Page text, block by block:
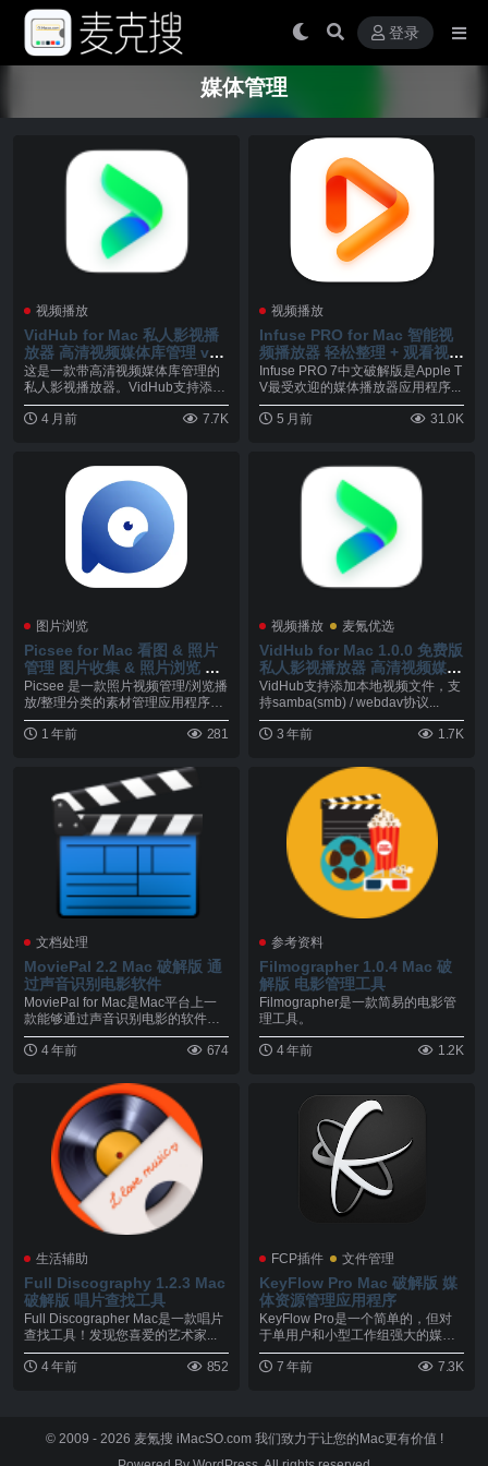
登录
媒体管理
视频播放
VidHub for Mac 私人影视播
放器 高清视频媒体库管理 v2.
1.8
这是一款带高清视频媒体库管理的
私人影视播放器。VidHub支持添加
本地视频文件，...
4 月前
7.7K
视频播放
Infuse PRO for Mac 智能视
频播放器 轻松整理 + 观看视频
v8.4.1
Infuse PRO 7中文破解版是Apple T
V最受欢迎的媒体播放器应用程序...
5 月前 31.0K
图片浏览
Picsee for Mac 看图 & 照片
管理 图片收集 & 照片浏览 &
照片视频媒体库 v1.7.6
Picsee 是一款照片视频管理/浏览播
放/整理分类的素材管理应用程序！
能采集收...
1 年前
281
视频播放 麦氪优选
VidHub for Mac 1.0.0 免费版
私人影视播放器 高清视频媒体
库管理
VidHub支持添加本地视频文件，支
持samba(smb) / webdav协议...
3 年前 1.7K
文档处理
MoviePal 2.2 Mac 破解版 通
过声音识别电影软件
MoviePal for Mac是Mac平台上一
款能够通过声音识别电影的软件，
M...
4 年前
674
参考资料
Filmographer 1.0.4 Mac 破
解版 电影管理工具
Filmographer是一款简易的电影管
理工具。
4 年前 1.2K
生活辅助
Full Discography 1.2.3 Mac
破解版 唱片查找工具
Full Discographer Mac是一款唱片
查找工具！发现您喜爱的艺术家...
4 年前 852
FCP插件 文件管理
KeyFlow Pro Mac 破解版 媒
体资源管理应用程序
KeyFlow Pro是一个简单的，但对
于单用户和小型工作组强大的媒体
资源管理应...
7 年前
7.3K
© 2009 - 2026 麦氪搜 iMacSO.com 我们致力于让您的Mac更有价值 !